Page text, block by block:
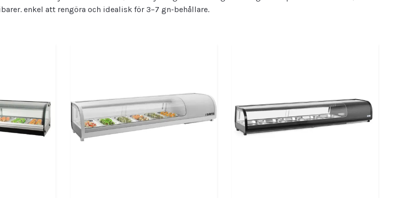
enkel att rengöra och idealisk för 3–7 gn-behållare.